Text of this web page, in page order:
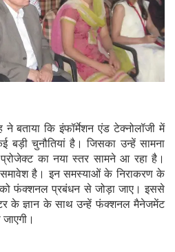
बताया कि इंफॉर्मेशन एंड टेक्नोलॉजी में
बड़ी चुनौतियां है। जिसका उन्हें सामना
का नया स्तर सामने आ रहा है।
है। इन समस्याओं के निराकरण के
फंक्शनल प्रबंधन से जोड़ा जाए। इससे
के ज्ञान के साथ उन्हें फंक्शनल मैनेजमेंट
जाएगी।